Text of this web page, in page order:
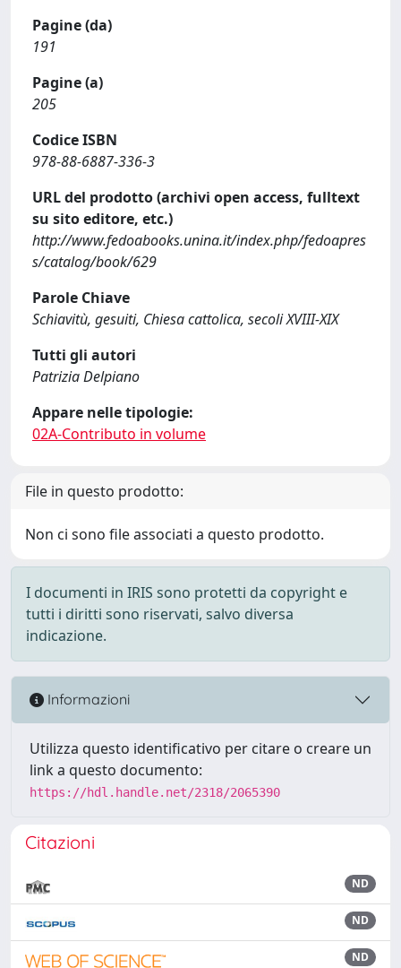
Pagine (da)
191
Pagine (a)
205
Codice ISBN
978-88-6887-336-3
URL del prodotto (archivi open access, fulltext
su sito editore, etc.)
http://www.fedoabooks.unina.it/index.php/fedoapres
s/catalog/book/629
Parole Chiave
Schiavitù, gesuiti, Chiesa cattolica, secoli XVIII-XIX
Tutti gli autori
Patrizia Delpiano
Appare nelle tipologie:
02A-Contributo in volume
File in questo prodotto:
Non ci sono file associati a questo prodotto.
I documenti in IRIS sono protetti da copyright e
tutti i diritti sono riservati, salvo diversa
indicazione.
Informazioni
Utilizza questo identificativo per citare o creare un
link a questo documento:
https://hdl.handle.net/2318/2065390
Citazioni
ND
ND
ND